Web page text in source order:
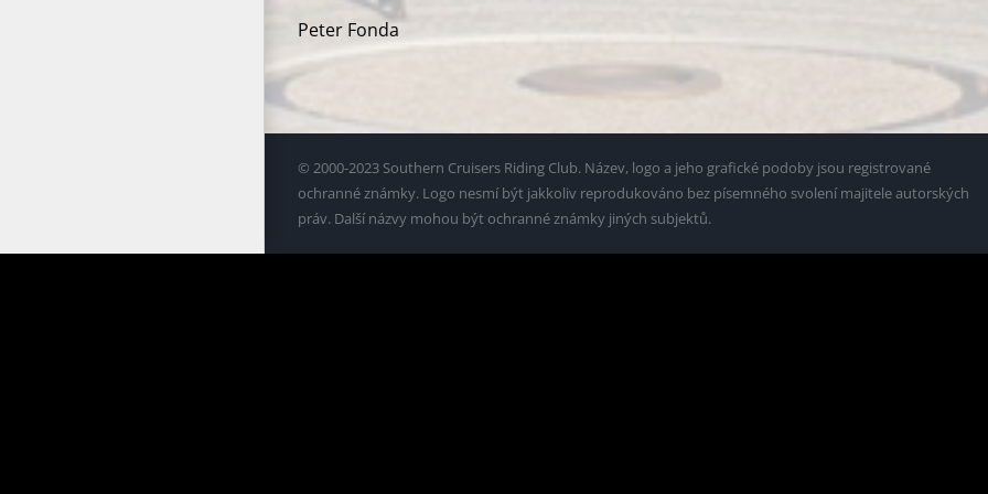
Peter Fonda
© 2000-2023 Southern Cruisers Riding Club. Název, logo a jeho grafické podoby jsou registrované
ochranné známky. Logo nesmí být jakkoliv reprodukováno bez písemného svolení majitele autorských
práv. Další názvy mohou být ochranné známky jiných subjektů.